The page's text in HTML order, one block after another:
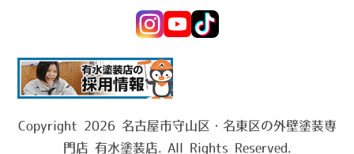
Copyright 2026 名古屋市守山区・名東区の外壁塗装専
門店 有水塗装店. All Rights Reserved.